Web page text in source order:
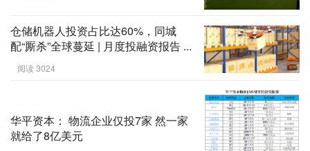
仓储机器人投资占比达60%，同城
配“厮杀”全球蔓延 | 月度投融资报告 ...
阅读 3024
华平资本： 物流企业仅投7家 然一家
就给了8亿美元